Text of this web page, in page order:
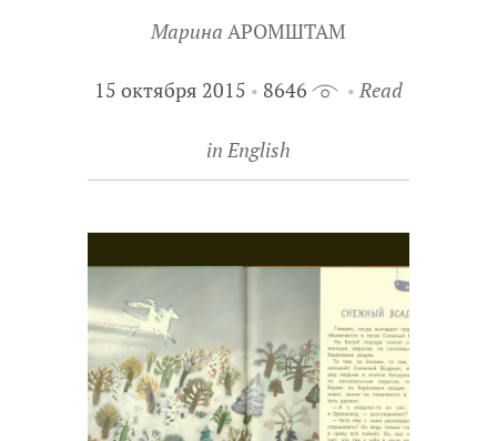
Марина АРОМШТАМ
15 октября 2015 8646 Read
in English